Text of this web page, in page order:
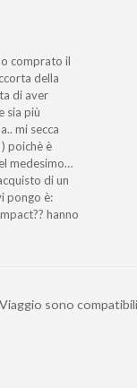
comprato il
della
di aver
sia più
mi secca
poichè è
medesimo…
di un
pongo è:
hanno
sono